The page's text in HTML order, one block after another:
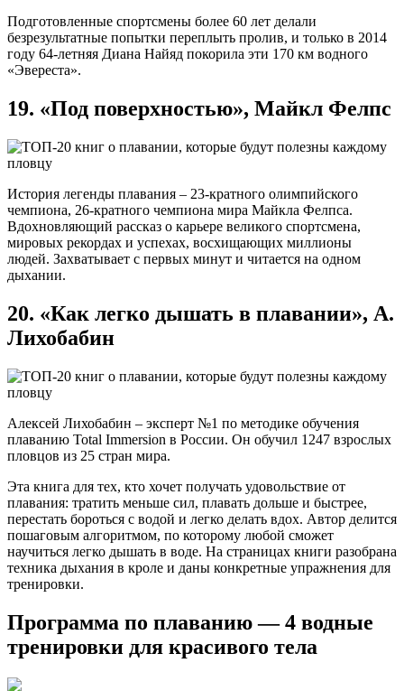
Подготовленные спортсмены более 60 лет делали
безрезультатные попытки переплыть пролив, и только в 2014
году 64-летняя Диана Найяд покорила эти 170 км водного
«Эвереста».
19. «Под поверхностью», Майкл Фелпс
История легенды плавания – 23-кратного олимпийского
чемпиона, 26-кратного чемпиона мира Майкла Фелпса.
Вдохновляющий рассказ о карьере великого спортсмена,
мировых рекордах и успехах, восхищающих миллионы
людей. Захватывает с первых минут и читается на одном
дыхании.
20. «Как легко дышать в плавании», А.
Лихобабин
Алексей Лихобабин – эксперт №1 по методике обучения
плаванию Total Immersion в России. Он обучил 1247 взрослых
пловцов из 25 стран мира.
Эта книга для тех, кто хочет получать удовольствие от
плавания: тратить меньше сил, плавать дольше и быстрее,
перестать бороться с водой и легко делать вдох. Автор делится
пошаговым алгоритмом, по которому любой сможет
научиться легко дышать в воде. На страницах книги разобрана
техника дыхания в кроле и даны конкретные упражнения для
тренировки.
Программа по плаванию — 4 водные
тренировки для красивого тела